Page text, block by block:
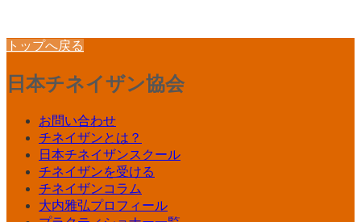
トップへ戻る
日本チネイザン協会
お問い合わせ
チネイザンとは？
日本チネイザンスクール
チネイザンを受ける
チネイザンコラム
大内雅弘プロフィール